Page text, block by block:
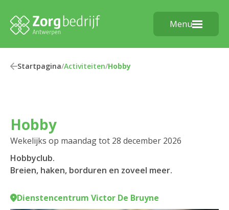
Menu
Startpagina/Activiteiten/Hobby
Hobby
Wekelijks op maandag tot 28 december 2026
Hobbyclub.
Breien, haken, borduren en zoveel meer.
Dienstencentrum Victor De Bruyne